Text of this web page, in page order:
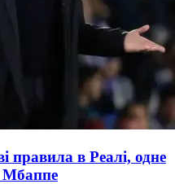
правила в Реалі, одне
Мбаппе